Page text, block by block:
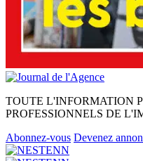
TOUTE L'INFORMATION
PROFESSIONNELS DE
Abonnez-vous Devenez